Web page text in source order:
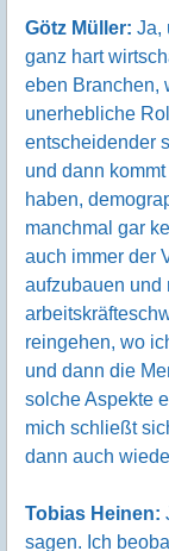
Götz Müller: Ja,
ganz hart
eben Branchen,
unerhebliche
entscheidender
und dann
haben,
manchmal gar
auch immer der
aufzubauen und
reingehen, wo
und dann die
solche Aspekte
mich schließt
dann auch
Tobias Heinen:
sagen. Ich